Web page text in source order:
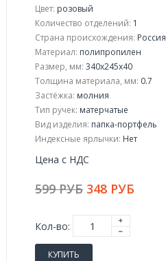
Цвет: розовый
Количество отделений: 1
Страна происхождения: Россия
Материал: полипропилен
Размер, мм: 340x245x40
Толщина материала, мм: 0.7
Застёжка: молния
Тип ручек: матерчатые
Вид изделия: папка-портфель
Индексные ярлычки: Нет
Цена с НДС
599 РУБ 348 РУБ
Кол-во:
КУПИТЬ